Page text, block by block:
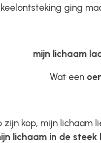
ging
mijn lichaam
Wat een
kop, mijn lichaam
lichaam in de steek